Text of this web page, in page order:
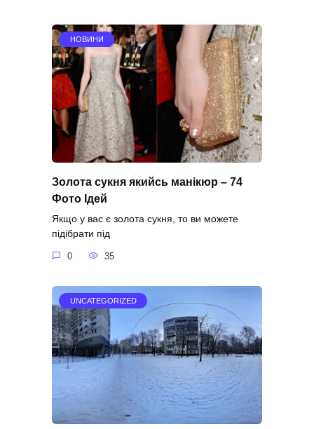
НОВИНИ
Золота сукня якийсь манікюр – 74
Фото Ідей
Якщо у вас є золота сукня, то ви можете
підібрати під
0 35
UNCATEGORIZED